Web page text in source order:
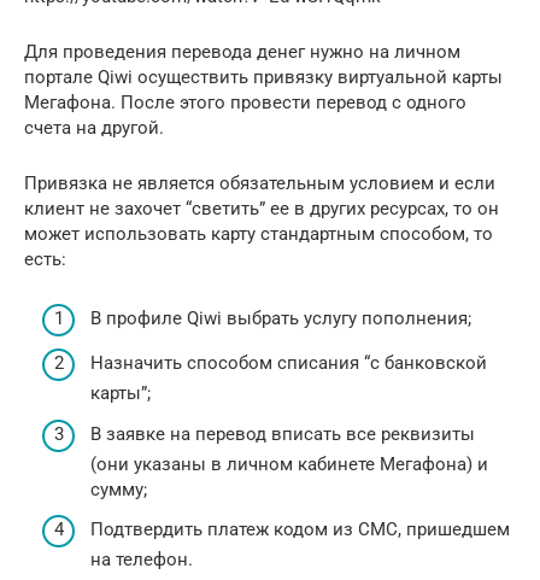
Для проведения перевода денег нужно на личном
портале Qiwi осуществить привязку виртуальной карты
Мегафона. После этого провести перевод с одного
счета на другой.
Привязка не является обязательным условием и если
клиент не захочет “светить” ее в других ресурсах, то он
может использовать карту стандартным способом, то
есть:
В профиле Qiwi выбрать услугу пополнения;
Назначить способом списания “с банковской
карты”;
В заявке на перевод вписать все реквизиты
(они указаны в личном кабинете Мегафона) и
сумму;
Подтвердить платеж кодом из СМС, пришедшем
на телефон.